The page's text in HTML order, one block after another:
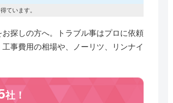
ています。
探しの方へ。トラブル事はプロに依頼
事費用の相場や、ノーリツ、リンナイ
社！